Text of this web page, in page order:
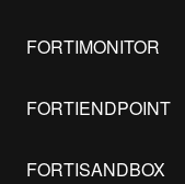
FORTIMONITOR
FORTIENDPOINT
FORTISANDBOX